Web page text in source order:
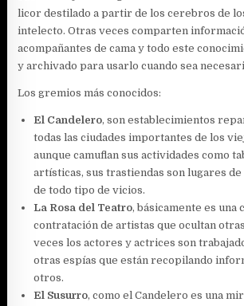
licor destilado a partir de los cerebros de
intelecto. Otras veces comparten
acompañantes de cama y todo este
y archivado para usarlo cuando sea
Los gremios más conocidos:
El Candelero, son establecimientos
todas las ciudades importantes de los
aunque camuflan sus actividades como
artísticas, sus trastiendas son lugares
de todo tipo de vicios.
La Rosa del Teatro, básicamente es una
contratación de artistas que ocultan
veces los actores y actrices son
otras espías que están recopilando
otros.
El Susurro, como el Candelero es una